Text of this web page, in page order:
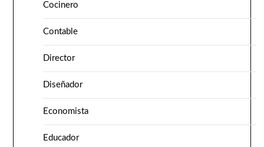
Cocinero
Contable
Director
Diseñador
Economista
Educador